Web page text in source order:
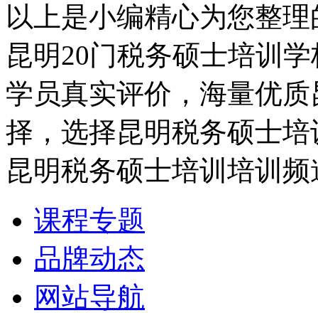
以上是小编精心为您整
昆明20门税务硕士培训
学员真实评价，海量优
择，选择昆明税务硕士
昆明税务硕士培训培训频
课程专题
品牌动态
网站导航